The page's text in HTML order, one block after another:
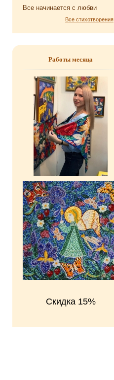
Все на­чи­на­ет­ся с любви
Все стихотворения
Работы месяца
Скидка 15%